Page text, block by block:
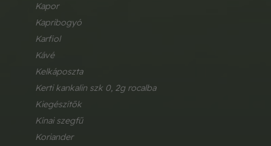
kapor
kapribogyó
karfiol
kávé
kelkáposzta
kerti kankalin szk 0, 2g rocalba
kiegészítők
kínai szegfű
koriander